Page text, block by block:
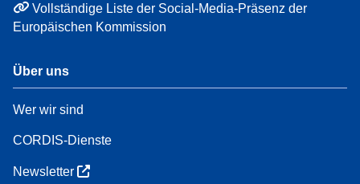
Vollständige Liste der Social-Media-Präsenz der
Europäischen Kommission
Über uns
Wer wir sind
CORDIS-Dienste
Newsletter